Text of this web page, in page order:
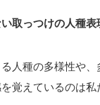
取っつけの人種表
人種の多様性や、
覚えているのは私